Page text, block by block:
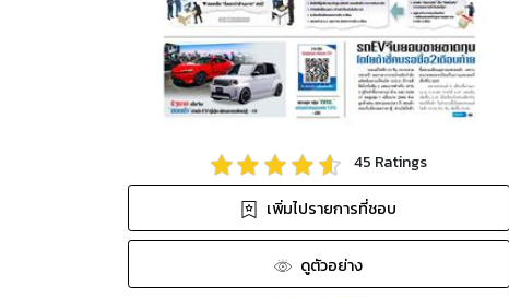
45 Ratings
เพิ่มไปรายการที่ชอบ
ดูตัวอย่าง